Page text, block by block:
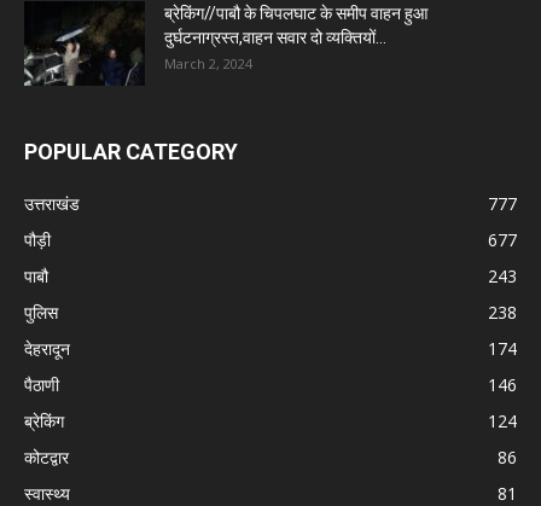
ब्रेकिंग//पाबौ के चिपलघाट के समीप वाहन हुआ
दुर्घटनाग्रस्त,वाहन सवार दो व्यक्तियों...
March 2, 2024
POPULAR CATEGORY
उत्तराखंड
777
पौड़ी
677
पाबौ
243
पुलिस
238
देहरादून
174
पैठाणी
146
ब्रेकिंग
124
कोटद्वार
86
स्वास्थ्य
81